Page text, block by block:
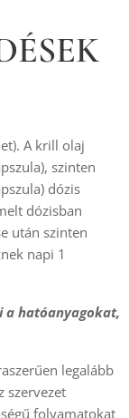
A krill olaj
szinten
dózis
dózisban
után szinten
napi 1
a hatóanyagokat,
legalább
szervezet
folyamatokat